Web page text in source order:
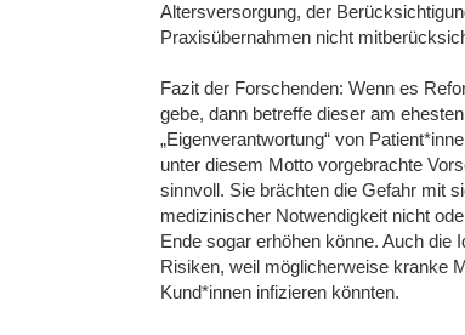
Altersversorgung, der
Praxisübernahmen nicht
Fazit der Forschenden: Wenn es
gebe, dann betreffe dieser am
„Eigenverantwortung“ von
unter diesem Motto vorgebrachte
sinnvoll. Sie brächten die Gefahr mit
medizinischer Notwendigkeit nicht
Ende sogar erhöhen könne. Auch die
Risiken, weil möglicherweise kranke
Kund*innen infizieren könnten.